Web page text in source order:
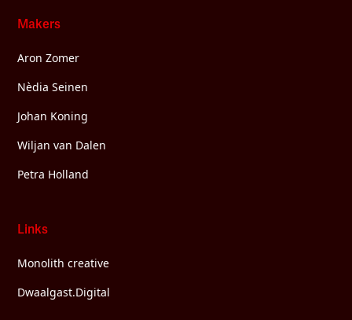
Makers
Aron Zomer
Nèdia Seinen
Johan Koning
Wiljan van Dalen
Petra Holland
Links
Monolith creative
Dwaalgast.Digital